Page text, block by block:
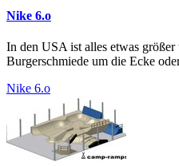
Nike 6.o
In den USA ist alles etwas größer
Burgerschmiede um die Ecke
Nike 6.o